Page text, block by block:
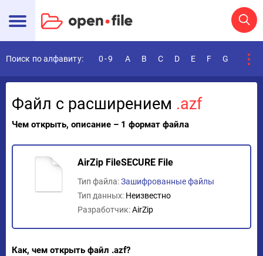
Поиск по алфавиту: 0-9 A B C D E F G
Файл с расширением .azf
Чем открыть, описание – 1 формат файла
AirZip FileSECURE File
Тип файла:Зашифрованные файлы
Тип данных: Неизвестно
Разработчик:AirZip
Как, чем открыть файл .azf?